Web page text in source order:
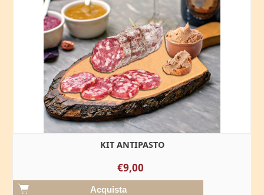
KIT ANTIPASTO
€9,00